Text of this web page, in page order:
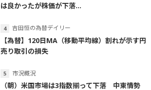
は良かったが株価が下落...
吉田恒の為替デイリー
【為替】120日MA（移動平均線）割れが示す円
売り取引の損失
市況概況
（朝）米国市場は3指数揃って下落 中東情勢